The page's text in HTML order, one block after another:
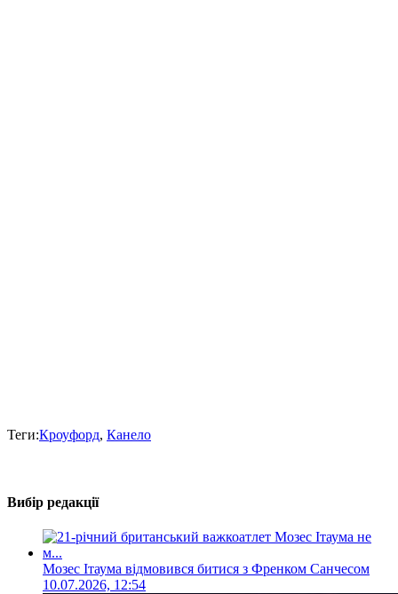
Теги:Кроуфорд, Канело
Вибір редакції
Мозес Ітаума відмовився битися з Френком Санчесом
10.07.2026, 12:54